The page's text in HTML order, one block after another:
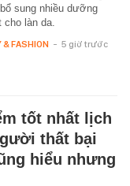
sung nhiều dưỡng
cho làn da.
& FASHION - 5 giờ trước
tốt nhất lịch
thất bại
hiểu nhưng